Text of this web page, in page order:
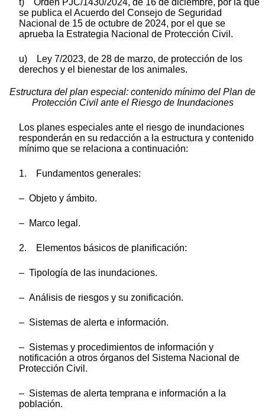
t) Orden PJC/1430/2024, de 16 de diciembre, por la que
se publica el Acuerdo del Consejo de Seguridad
Nacional de 15 de octubre de 2024, por el que se
aprueba la Estrategia Nacional de Protección Civil.
u) Ley 7/2023, de 28 de marzo, de protección de los
derechos y el bienestar de los animales.
Estructura del plan especial: contenido mínimo del Plan de
Protección Civil ante el Riesgo de Inundaciones
Los planes especiales ante el riesgo de inundaciones
responderán en su redacción a la estructura y contenido
mínimo que se relaciona a continuación:
1. Fundamentos generales:
– Objeto y ámbito.
– Marco legal.
2. Elementos básicos de planificación:
– Tipología de las inundaciones.
– Análisis de riesgos y su zonificación.
– Sistemas de alerta e información.
– Sistemas y procedimientos de información y
notificación a otros órganos del Sistema Nacional de
Protección Civil.
– Sistemas de alerta temprana e información a la
población.